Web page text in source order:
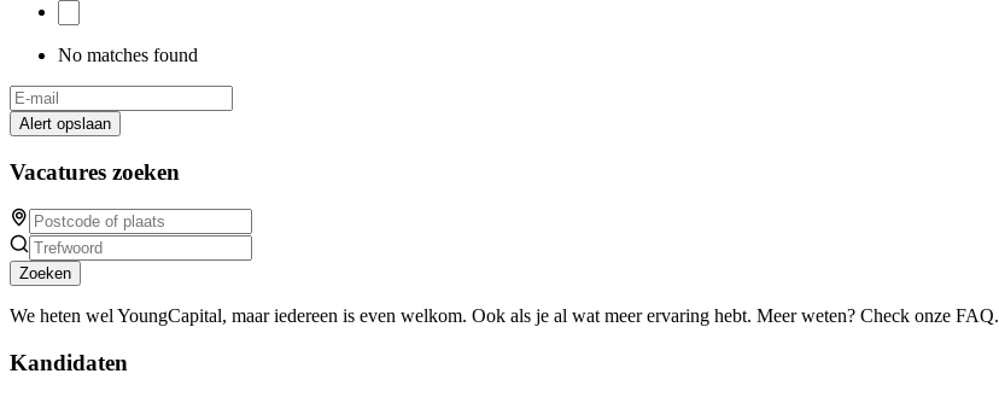
No matches found
Alert opslaan
Vacatures zoeken
Zoeken
We heten wel YoungCapital, maar iedereen is even welkom. Ook als je al wat meer ervaring hebt. Meer weten? Check onze FAQ.
Kandidaten